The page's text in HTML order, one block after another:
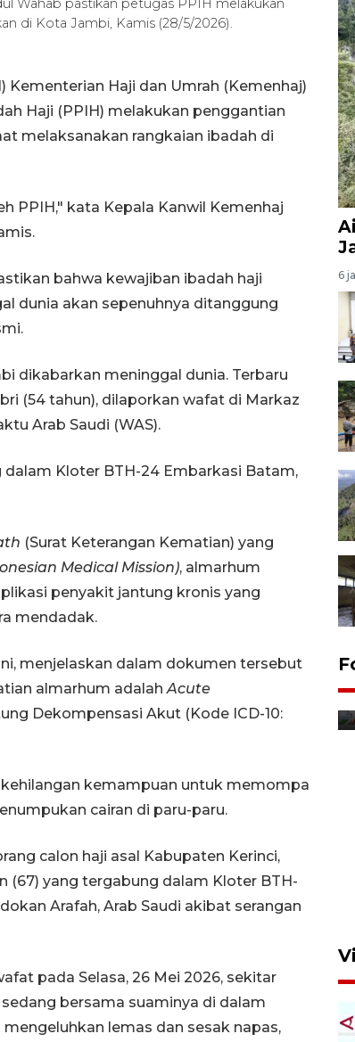
Wahab pastikan petugas PPIH melakukan
di Kota Jambi, Kamis (28/5/2026).
Kementerian Haji dan Umrah (Kemenhaj)
Haji (PPIH) melakukan penggantian
melaksanakan rangkaian ibadah di
PPIH," kata Kepala Kanwil Kemenhaj
bahwa kewajiban ibadah haji
dunia akan sepenuhnya ditanggung
dikabarkan meninggal dunia. Terbaru
(54 tahun), dilaporkan wafat di Markaz
Arab Saudi (WAS).
Kloter BTH-24 Embarkasi Batam,
(Surat Keterangan Kematian) yang
Medical Mission), almarhum
penyakit jantung kronis yang
mendadak.
menjelaskan dalam dokumen tersebut
almarhum adalah Acute
Dekompensasi Akut (Kode ICD-10:
kemampuan untuk memompa
cairan di paru-paru.
calon haji asal Kabupaten Kerinci,
(67) yang tergabung dalam Kloter BTH-
Arafah, Arab Saudi akibat serangan
pada Selasa, 26 Mei 2026, sekitar
sedang bersama suaminya di dalam
lemas dan sesak napas,
6
transmigran desa terpencil
Kerinci